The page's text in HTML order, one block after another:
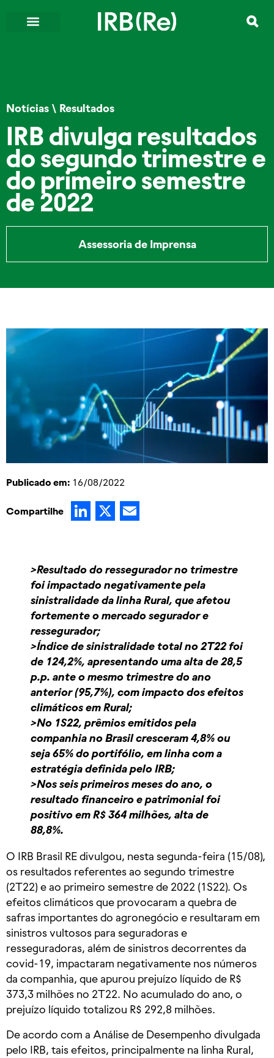
Notícias \ Resultados
IRB divulga resultados
do segundo trimestre e
do primeiro semestre
de 2022
Assessoria de Imprensa
Publicado em: 16/08/2022
Compartilhe LinkedIn
X
>Resultado do ressegurador no trimestre
foi impactado negativamente pela
sinistralidade da linha Rural, que afetou
fortemente o mercado segurador e
ressegurador;
>Índice de sinistralidade total no 2T22 foi
de 124,2%, apresentando uma alta de 28,5
p.p. ante o mesmo trimestre do ano
anterior (95,7%), com impacto dos efeitos
climáticos em Rural;
>No 1S22, prêmios emitidos pela
companhia no Brasil cresceram 4,8% ou
seja 65% do portifólio, em linha com a
estratégia definida pelo IRB;
>Nos seis primeiros meses do ano, o
resultado financeiro e patrimonial foi
positivo em R$ 364 milhões, alta de
88,8%.
O IRB Brasil RE divulgou, nesta segunda-feira (15/08),
os resultados referentes ao segundo trimestre
(2T22) e ao primeiro semestre de 2022 (1S22). Os
efeitos climáticos que provocaram a quebra de
safras importantes do agronegócio e resultaram em
sinistros vultosos para seguradoras e
resseguradoras, além de sinistros decorrentes da
covid-19, impactaram negativamente nos números
da companhia, que apurou prejuízo líquido de R$
373,3 milhões no 2T22. No acumulado do ano, o
prejuízo líquido totalizou R$ 292,8 milhões.
De acordo com a Análise de Desempenho divulgada
pelo IRB, tais efeitos, principalmente na linha Rural,